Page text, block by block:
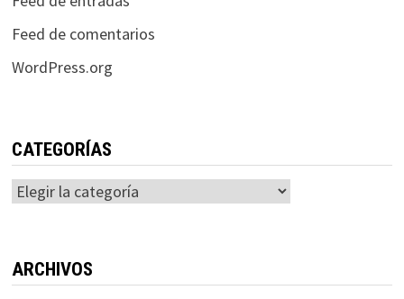
Feed de comentarios
WordPress.org
CATEGORÍAS
Categorías
ARCHIVOS